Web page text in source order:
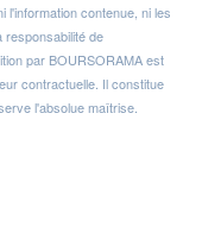
l'information contenue, ni les
responsabilité de
par BOURSORAMA est
contractuelle. Il constitue
l'absolue maîtrise.